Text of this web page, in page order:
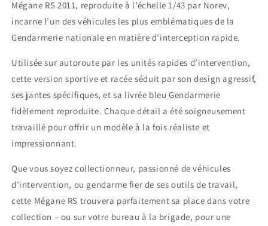
2011
–
Gendarmerie
2011
–
Gendarmerie
Mégane RS 2011, reproduite à l’échelle 1/43 par Norev,
incarne l’un des véhicules les plus emblématiques de la
Gendarmerie nationale en matière d’interception rapide.
Utilisée sur autoroute par les unités rapides d’intervention,
cette version sportive et racée séduit par son design agressif,
ses jantes spécifiques, et sa livrée bleu Gendarmerie
fidèlement reproduite. Chaque détail a été soigneusement
travaillé pour offrir un modèle à la fois réaliste et
impressionnant.
Que vous soyez collectionneur, passionné de véhicules
d’intervention, ou gendarme fier de ses outils de travail,
cette Mégane RS trouvera parfaitement sa place dans votre
collection – ou sur votre bureau à la brigade, pour une